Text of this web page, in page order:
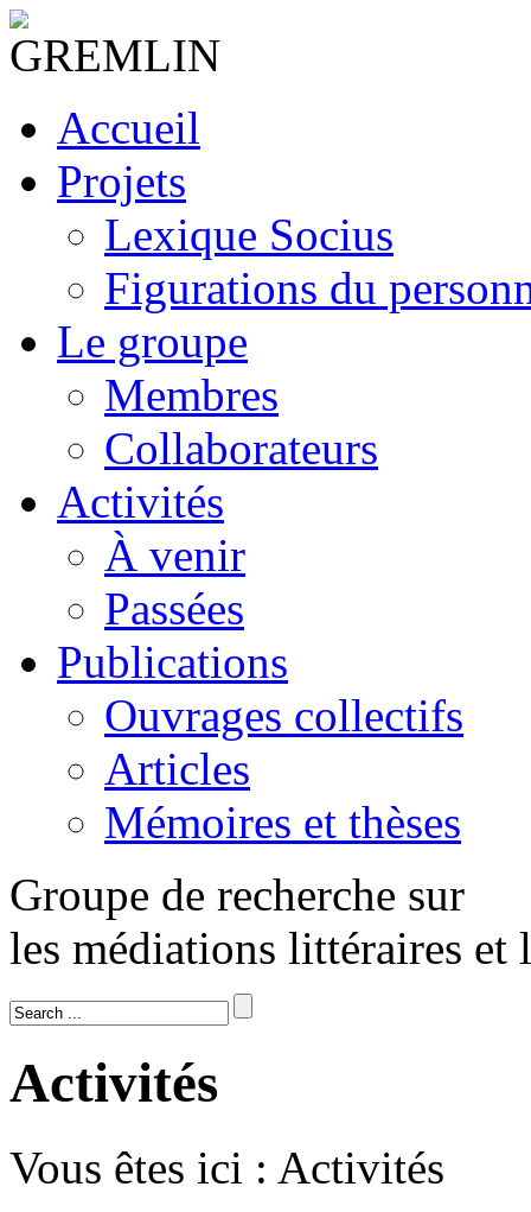
Accueil
Projets
Lexique Socius
Figurations du
Le groupe
Membres
Collaborateurs
Activités
À venir
Passées
Publications
Ouvrages collectifs
Articles
Mémoires et thèses
Groupe de recherche sur
les médiations littéraires et
Activités
Vous êtes ici : Activités